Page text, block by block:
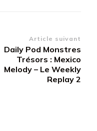
Article suivant
Daily Pod Monstres
Trésors : Mexico
Melody – Le Weekly
Replay 2